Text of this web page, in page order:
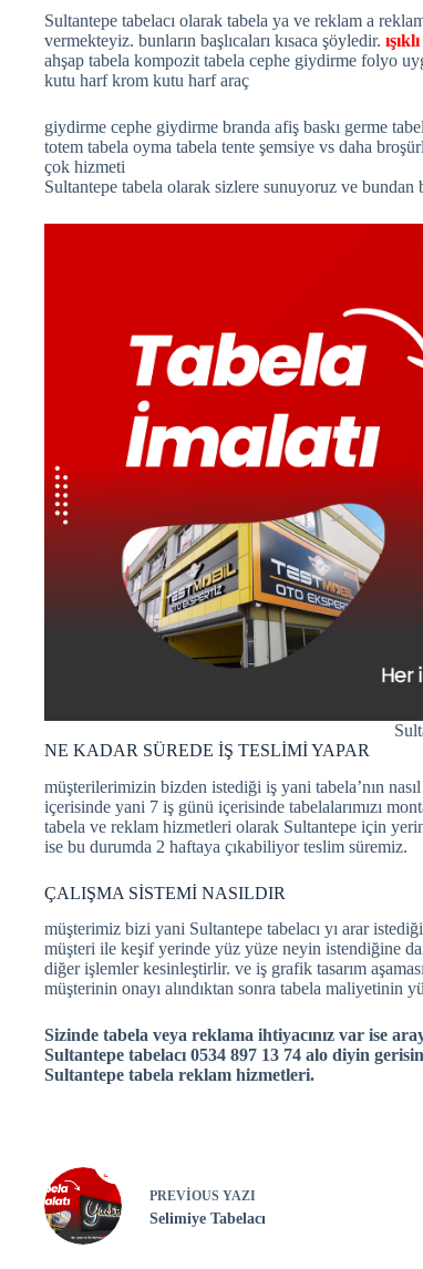
Sultantepe tabelacı olarak tabela ya ve reklam a
vermekteyiz. bunların başlıcaları kısaca şöyledir.
ahşap tabela kompozit tabela cephe giydirme folyo
kutu harf krom kutu harf araç
giydirme cephe giydirme branda afiş baskı germe
totem tabela oyma tabela tente şemsiye vs daha
çok hizmeti
Sultantepe tabela olarak sizlere sunuyoruz ve
NE KADAR SÜREDE İŞ TESLİMİ YAPAR
müşterilerimizin bizden istediği iş yani tabela’nın
içerisinde yani 7 iş günü içerisinde tabelalarımızı
tabela ve reklam hizmetleri olarak Sultantepe için
ise bu durumda 2 haftaya çıkabiliyor teslim süremiz.
ÇALIŞMA SİSTEMİ NASILDIR
müşterimiz bizi yani Sultantepe tabelacı yı arar
müşteri ile keşif yerinde yüz yüze neyin istendiğine
diğer işlemler kesinleştirlir. ve iş grafik tasarım
müşterinin onayı alındıktan sonra tabela maliyetinin
Sizinde tabela veya reklama ihtiyacınız var ise
Sultantepe tabelacı 0534 897 13 74 alo diyin
Sultantepe tabela reklam hizmetleri.
PREVIOUS YAZI
Selimiye Tabelacı